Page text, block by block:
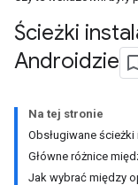
Ścieżki
Androidzie
Na tej stronie
Obsługiwane
Główne różnice
Jak wybrać między